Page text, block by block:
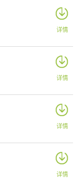
详情
详情
详情
详情